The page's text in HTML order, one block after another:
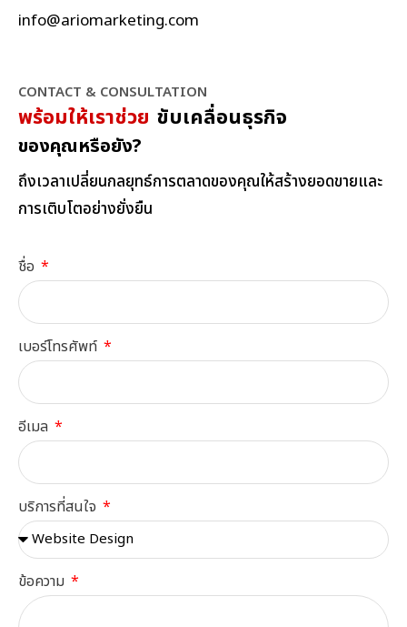
info@ariomarketing.com
CONTACT & CONSULTATION
พร้อมให้เราช่วย ขับเคลื่อนธุรกิจ
ของคุณหรือยัง?
ถึงเวลาเปลี่ยนกลยุทธ์การตลาดของคุณให้สร้างยอดขายและ
การเติบโตอย่างยั่งยืน
ชื่อ
เบอร์โทรศัพท์
อีเมล
บริการที่สนใจ
ข้อความ